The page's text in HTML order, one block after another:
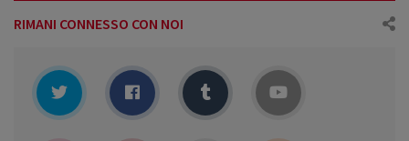
RIMANI CONNESSO CON NOI